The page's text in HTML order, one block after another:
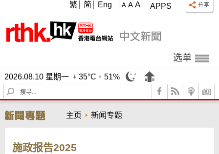
APPS
A A A
繁 简 Eng
选单
2026.08.10 星期一 35°C
51%
S
e
r
主页 新闻专题
施政报告2025